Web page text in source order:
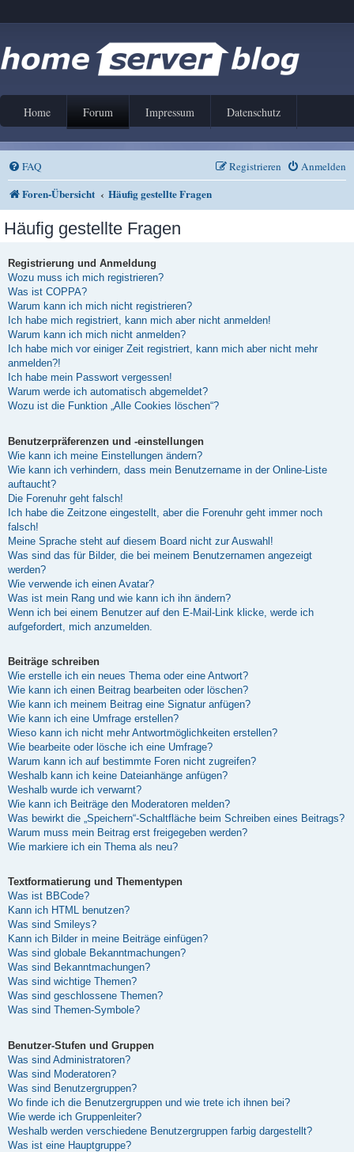
Home Forum Impressum Datenschutz
FAQ Anmelden
Registrieren
Foren-Übersicht Häufig gestellte Fragen
Häufig gestellte Fragen
Registrierung und Anmeldung
Wozu muss ich mich registrieren?
Was ist COPPA?
Warum kann ich mich nicht registrieren?
Ich habe mich registriert, kann mich aber nicht anmelden!
Warum kann ich mich nicht anmelden?
Ich habe mich vor einiger Zeit registriert, kann mich aber nicht mehr
anmelden?!
Ich habe mein Passwort vergessen!
Warum werde ich automatisch abgemeldet?
Wozu ist die Funktion „Alle Cookies löschen“?
Benutzerpräferenzen und -einstellungen
Wie kann ich meine Einstellungen ändern?
Wie kann ich verhindern, dass mein Benutzername in der Online-Liste
auftaucht?
Die Forenuhr geht falsch!
Ich habe die Zeitzone eingestellt, aber die Forenuhr geht immer noch
falsch!
Meine Sprache steht auf diesem Board nicht zur Auswahl!
Was sind das für Bilder, die bei meinem Benutzernamen angezeigt
werden?
Wie verwende ich einen Avatar?
Was ist mein Rang und wie kann ich ihn ändern?
Wenn ich bei einem Benutzer auf den E-Mail-Link klicke, werde ich
aufgefordert, mich anzumelden.
Beiträge schreiben
Wie erstelle ich ein neues Thema oder eine Antwort?
Wie kann ich einen Beitrag bearbeiten oder löschen?
Wie kann ich meinem Beitrag eine Signatur anfügen?
Wie kann ich eine Umfrage erstellen?
Wieso kann ich nicht mehr Antwortmöglichkeiten erstellen?
Wie bearbeite oder lösche ich eine Umfrage?
Warum kann ich auf bestimmte Foren nicht zugreifen?
Weshalb kann ich keine Dateianhänge anfügen?
Weshalb wurde ich verwarnt?
Wie kann ich Beiträge den Moderatoren melden?
Was bewirkt die „Speichern“-Schaltfläche beim Schreiben eines Beitrags?
Warum muss mein Beitrag erst freigegeben werden?
Wie markiere ich ein Thema als neu?
Textformatierung und Thementypen
Was ist BBCode?
Kann ich HTML benutzen?
Was sind Smileys?
Kann ich Bilder in meine Beiträge einfügen?
Was sind globale Bekanntmachungen?
Was sind Bekanntmachungen?
Was sind wichtige Themen?
Was sind geschlossene Themen?
Was sind Themen-Symbole?
Benutzer-Stufen und Gruppen
Was sind Administratoren?
Was sind Moderatoren?
Was sind Benutzergruppen?
Wo finde ich die Benutzergruppen und wie trete ich ihnen bei?
Wie werde ich Gruppenleiter?
Weshalb werden verschiedene Benutzergruppen farbig dargestellt?
Was ist eine Hauptgruppe?